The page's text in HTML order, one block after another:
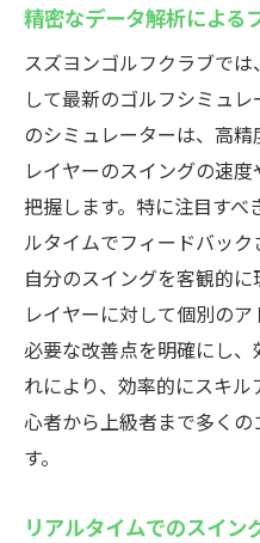
精密なデータ解析による
スズヨンゴルフクラブで
して最新のゴルフシミュ
のシミュレーターは、高
レイヤーのスイングの速
把握します。特に注目す
ルタイムでフィードバッ
自分のスイングを客観的
レイヤーに対して個別のア
必要な改善点を明確にし
れにより、効率的にスキ
心者から上級者まで多く
す。
リアルタイムでのスイン